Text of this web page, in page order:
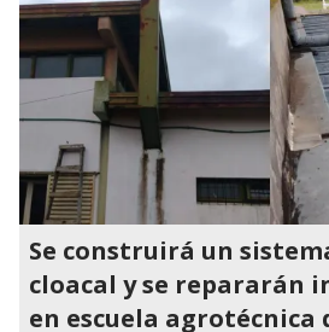
Se construirá un
cloacal y se repararán
en escuela agrotécnica